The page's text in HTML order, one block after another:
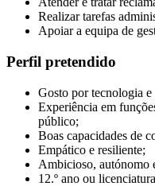
Realizar tarefas
Apoiar a equipa de
Perfil pretendido
Gosto por tecnologia e
Experiência em
público;
Boas capacidades de
Empático e resiliente;
Ambicioso, autónomo
12.º ano ou